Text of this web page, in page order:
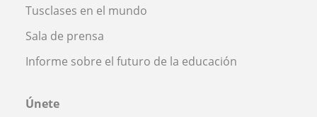
Tusclases en el mundo
Sala de prensa
Informe sobre el futuro de la educación
Únete